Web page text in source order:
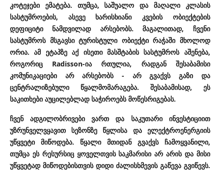
კოტეჯები ემატება. თუმცა, საშუალო და მაღალი კლასის
სასტუმროების, ასევე ხარისხიანი კვების ობიექტების
დეფიციტი ნამდვილად არსებობს. მაგალითად, ჩვენი
სასტუმროს მსგავსი ტურისტული ობიექტი რაჭაში მხოლოდ
ორია. ამ ეტაპზე აქ ისეთი მასშტაბის სასტუმროს აშენება,
როგორიც Radisson-ია რთულია, რადგან შესაბამისი
კომუნიკაციები არ არსებობს - არ გვაქვს გაზი და
ცენტრალიზებული წყალმომარაგება. შესაბამისად, ეს
საკითხები აუცილებლად საჭიროებს მოწესრიგებას.
ჩვენ ადგილობრივები ვართ და საკუთარი ინვესტიციით
უზრუნველვყავით სეზონზე წყლისა და ელექტროენერგიის
უწყვეტი მიწოდება. წყალი მთიდან გვაქვს ჩამოყვანილი,
თუმცა ეს რესურსიც ყოველთვის საკმარისი არ არის და მისი
უწყვეტად მიწოდებისთვის დიდი ძალისხმევის გაწევა გვიწევს.